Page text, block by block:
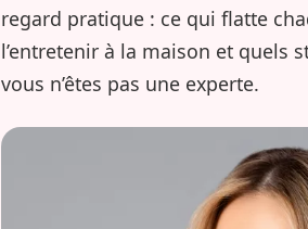
regard pratique : ce qui flatte
l’entretenir à la maison et quels
vous n’êtes pas une experte.